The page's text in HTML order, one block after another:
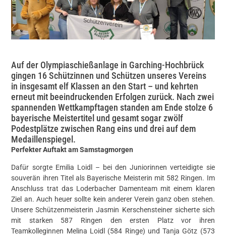
Auf der Olympiaschießanlage in Garching-Hochbrück
gingen 16 Schützinnen und Schützen unseres Vereins
in insgesamt elf Klassen an den Start – und kehrten
erneut mit beeindruckenden Erfolgen zurück. Nach zwei
spannenden Wettkampftagen standen am Ende stolze 6
bayerische Meistertitel und gesamt sogar zwölf
Podestplätze zwischen Rang eins und drei auf dem
Medaillenspiegel.
Perfekter Auftakt am Samstagmorgen
Dafür sorgte Emilia Loidl – bei den Juniorinnen verteidigte sie
souverän ihren Titel als Bayerische Meisterin mit 582 Ringen. Im
Anschluss trat das Loderbacher Damenteam mit einem klaren
Ziel an. Auch heuer sollte kein anderer Verein ganz oben stehen.
Unsere Schützenmeisterin Jasmin Kerschensteiner sicherte sich
mit starken 587 Ringen den ersten Platz vor ihren
Teamkolleginnen Melina Loidl (584 Ringe) und Tanja Götz (573